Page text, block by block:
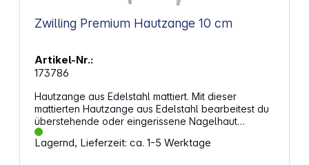
Zwilling Premium Hautzange 10 cm
Artikel-Nr.:
173786
Hautzange aus Edelstahl mattiert. Mit dieser
mattierten Hautzange aus Edelstahl bearbeitest du
überstehende oder eingerissene Nagelhaut
besonders kontrolliert. Die feine Schneide hilft dir
dabei, die Nagelhaut nach dem Einweichen und
Lagernd, Lieferzeit: ca. 1-5 Werktage